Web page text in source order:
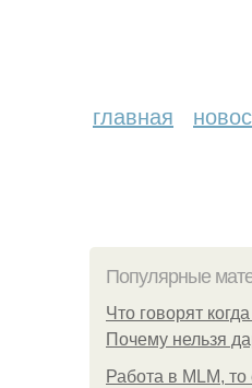
главная
Популярные
Что говорят
Почему нельзя
Работа в MLM, то